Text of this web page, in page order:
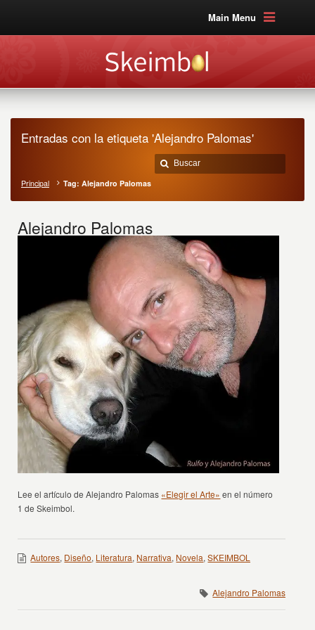
Main Menu
Entradas con la etiqueta 'Alejandro Palomas'
Principal Tag: Alejandro Palomas
Alejandro Palomas
Lee el artículo de Alejandro Palomas «Elegir el Arte» en el número
1 de Skeimbol.
Autores, Diseño, Literatura, Narrativa, Novela,SKEIMBOL
Alejandro Palomas